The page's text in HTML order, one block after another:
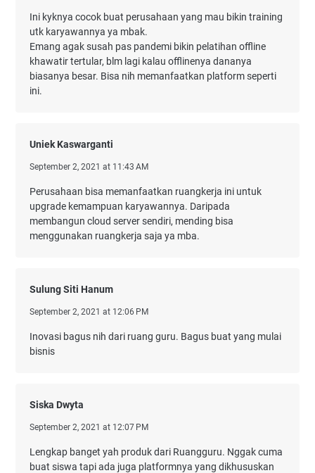
Ini kyknya cocok buat perusahaan yang mau bikin training
utk karyawannya ya mbak.
Emang agak susah pas pandemi bikin pelatihan offline
khawatir tertular, blm lagi kalau offlinenya dananya
biasanya besar. Bisa nih memanfaatkan platform seperti
ini.
Uniek Kaswarganti
September 2, 2021 at 11:43 AM
Perusahaan bisa memanfaatkan ruangkerja ini untuk
upgrade kemampuan karyawannya. Daripada
membangun cloud server sendiri, mending bisa
menggunakan ruangkerja saja ya mba.
Sulung Siti Hanum
September 2, 2021 at 12:06 PM
Inovasi bagus nih dari ruang guru. Bagus buat yang mulai
bisnis
Siska Dwyta
September 2, 2021 at 12:07 PM
Lengkap banget yah produk dari Ruangguru. Nggak cuma
buat siswa tapi ada juga platformnya yang dikhususkan